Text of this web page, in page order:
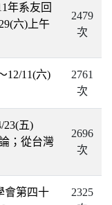
年系友回
六)上午
2479
次
12/11(六)
2761
次
23(五)
；從台灣
2696
次
會第四十
2325